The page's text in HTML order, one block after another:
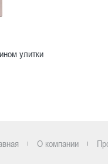
улитки
О компании